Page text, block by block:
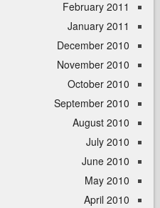
February
January
December
November
October
September
August
July
June
May
April